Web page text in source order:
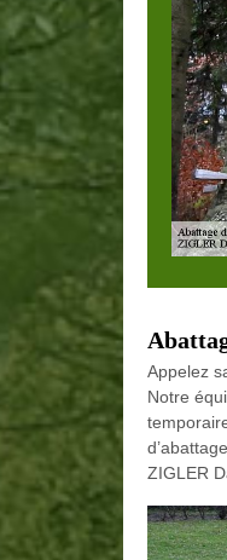
Appelez
Notre
ZIGLER